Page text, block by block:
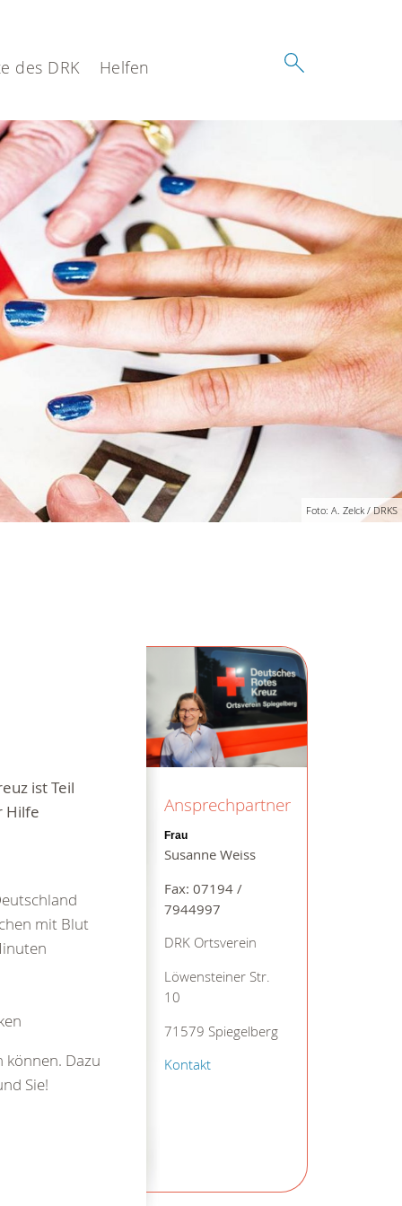
des DRK Helfen
Foto: A. Zelck / DRKS
Ansprechpartner
Frau
Susanne Weiss
Fax: 07194 /
7944997
DRK Ortsverein
Löwensteiner Str.
10
71579 Spiegelberg
Kontakt
ist Teil
Hilfe
mit Blut
können. Dazu
Sie!